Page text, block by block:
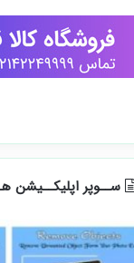
ســوپر اپلیکــیشن